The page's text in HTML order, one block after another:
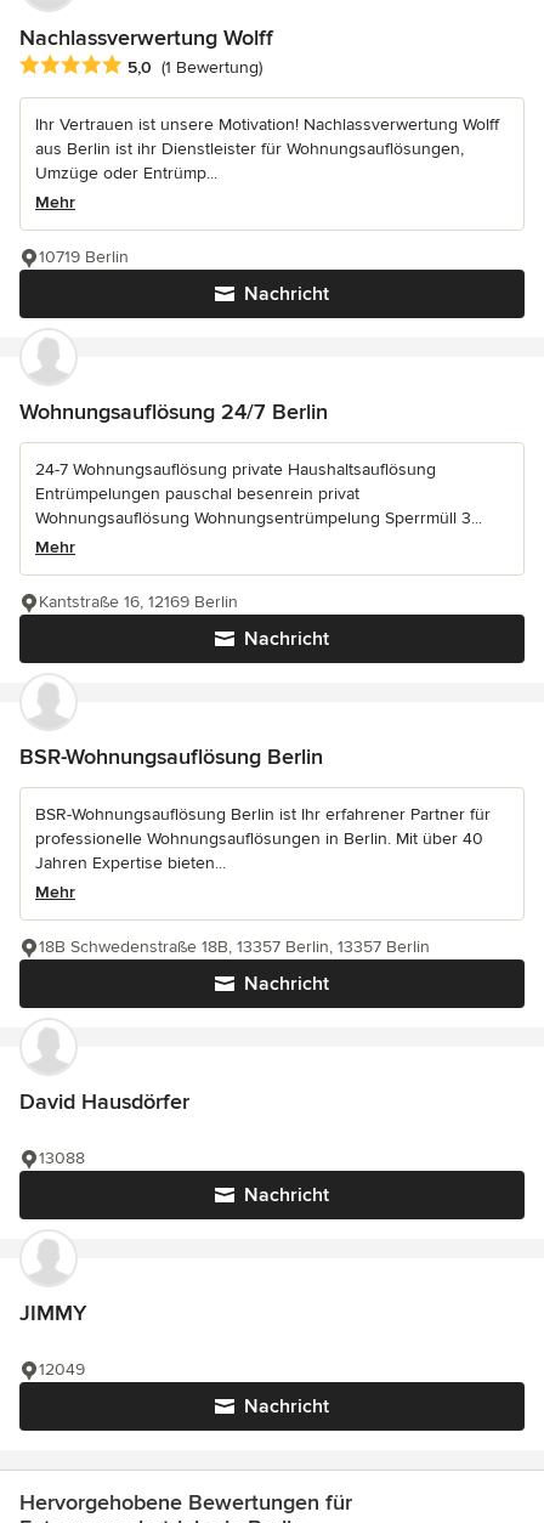
Nachlassverwertung Wolff
Durchschnittliche Bewertung: 5 von 5 Sternen
5,0 (1 Bewertung)
Ihr Vertrauen ist unsere Motivation! Nachlassverwertung Wolff
aus Berlin ist ihr Dienstleister für Wohnungsauflösungen,
Umzüge oder Entrümp...
Mehr
Nachricht
10719 Berlin
Wohnungsauflösung 24/7 Berlin
24-7 Wohnungsauflösung private Haushaltsauflösung
Entrümpelungen pauschal besenrein privat
Wohnungsauflösung Wohnungsentrümpelung Sperrmüll 3...
Mehr
Nachricht
Kantstraße 16, 12169 Berlin
BSR-Wohnungsauflösung Berlin
BSR-Wohnungsauflösung Berlin ist Ihr erfahrener Partner für
professionelle Wohnungsauflösungen in Berlin. Mit über 40
Jahren Expertise bieten...
Mehr
Nachricht
18B Schwedenstraße 18B, 13357 Berlin, 13357 Berlin
David Hausdörfer
Nachricht
13088
JIMMY
Nachricht
12049
Hervorgehobene Bewertungen für